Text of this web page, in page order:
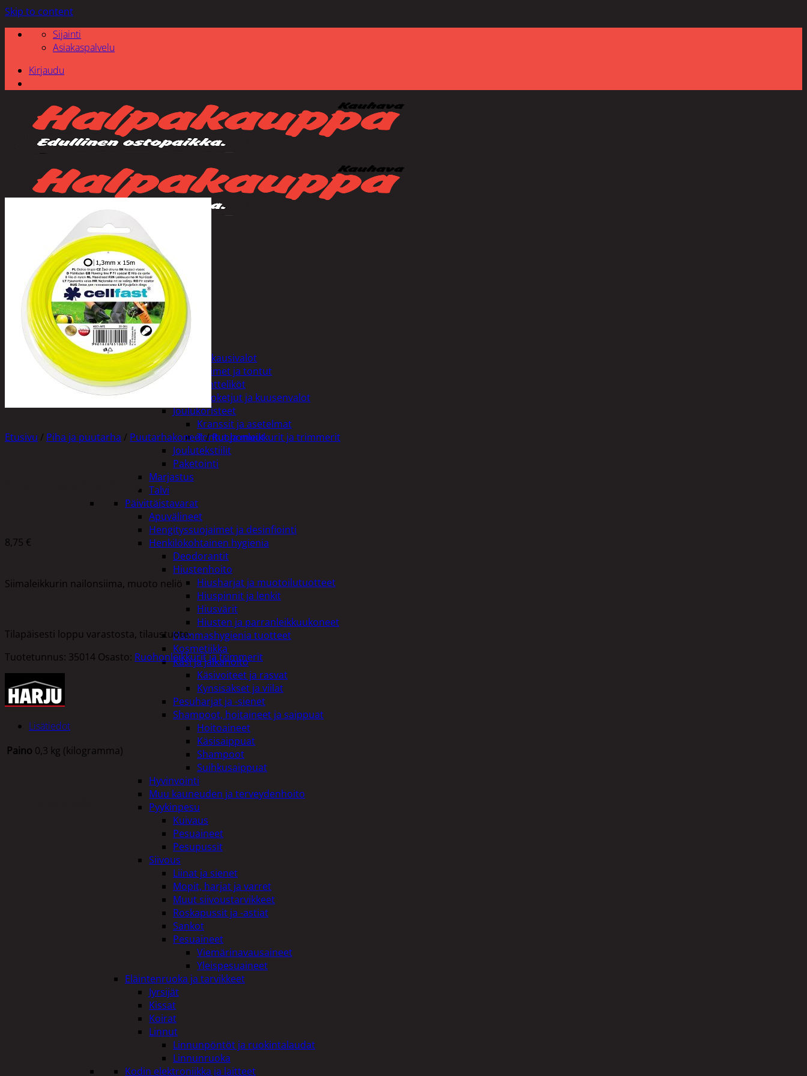
Skip to content
Sijainti
Asiakaspalvelu
Kirjaudu
Etsi:
Tuotevalikoima
Poistotuotteet
Kausituotteet
Joulu
Joulu- ja kausivalot
Eläimet ja tontut
Kyntteliköt
Valoketjut ja kuusenvalot
Joulukoristeet
Kranssit ja asetelmat
Tontut ja muut
Joulutekstiilit
Paketointi
Marjastus
Talvi
Päivittäistavarat
Apuvälineet
Hengityssuojaimet ja desinfiointi
Henkilökohtainen hygienia
Deodorantit
Hiustenhoito
Hiusharjat ja muotoilutuotteet
Hiuspinnit ja lenkit
Hiusvärit
Hiusten ja parranleikkuukoneet
Hammashygienia tuotteet
Kosmetiikka
Käsi ja jalkahoito
Käsivoiteet ja rasvat
Kynsisakset ja viilat
Pesuharjat ja -sienet
Shampoot, hoitaineet ja saippuat
Hoitoaineet
Käsisaippuat
Shampoot
Suihkusaippuat
Hyvinvointi
Muu kauneuden ja terveydenhoito
Pyykinpesu
Kuivaus
Pesuaineet
Pesupussit
Siivous
Liinat ja sienet
Mopit, harjat ja varret
Muut siivoustarvikkeet
Roskapussit ja -astiat
Sankot
Pesuaineet
Viemärinavausaineet
Yleispesuaineet
Eläintenruoka ja tarvikkeet
Jyrsijät
Kissat
Koirat
Linnut
Linnunpöntöt ja ruokintalaudat
Linnunruoka
Kodin elektroniikka ja laitteet
Etusivu / Piha ja puutarha / Puutarhakoneet/Ruohonleikkurit ja trimmerit
SIIMA 3,0MM 15M NELIÖ
8,75 €
Siimaleikkurin nailonsiima, muoto neliö
Tilapäisesti loppu varastosta, tilaustuote.
Tuotetunnus: 35014 Osasto: Ruohonleikkurit ja trimmerit
Lisätiedot
Paino 0,3 kg (kilogramma)